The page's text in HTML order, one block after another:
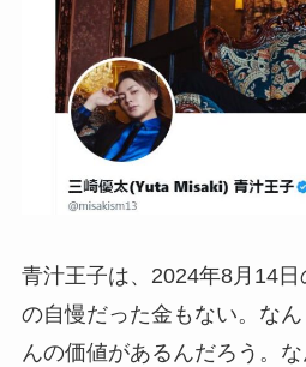
青汁王子は、2024年8月14
の自慢だった金もない。な
んの価値があるんだろう。